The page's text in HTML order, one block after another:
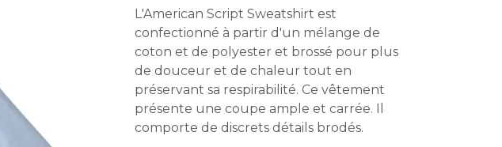
L'American Script Sweatshirt est
confectionné à partir d'un mélange de
coton et de polyester et brossé pour plus
de douceur et de chaleur tout en
préservant sa respirabilité. Ce vêtement
présente une coupe ample et carrée. Il
comporte de discrets détails brodés.